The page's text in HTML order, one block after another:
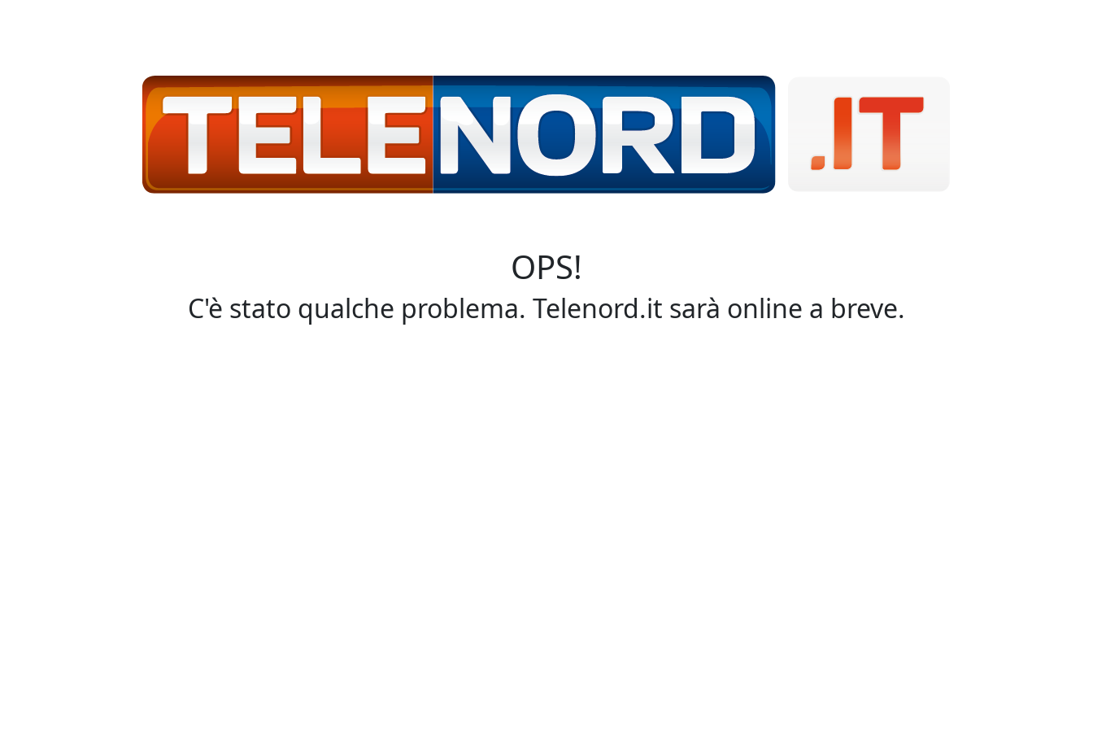
OPS!
C'è stato qualche problema. Telenord.it sarà online a breve.